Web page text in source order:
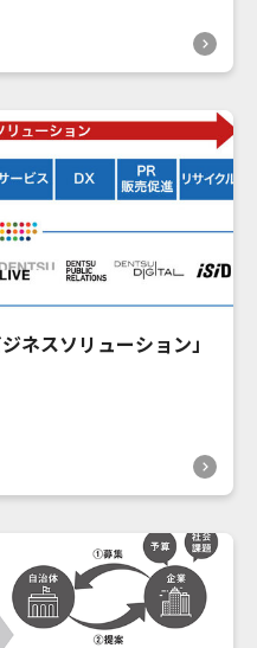
ネスソリューション」